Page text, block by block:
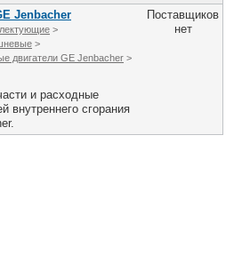
Все службы
Jenbacher
>
>
двигатели GE Jenbacher >
и расходные
внутреннего сгорания
Поставщиков
нет